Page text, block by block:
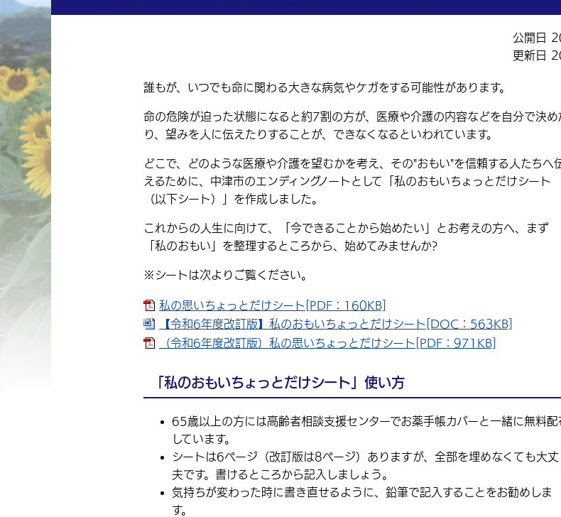
公開日
更新日
誰もが、いつでも命に関わる大きな病気やケガをする可能性があります。
命の危険が迫った状態になると約7割の方が、医療や介護の内容などを自分で決め
り、望みを人に伝えたりすることが、できなくなるといわれています。
どこで、どのような医療や介護を望むかを考え、その"おもい"を信頼する人たちへ
えるために、中津市のエンディングノートとして「私のおもいちょっとだけシート
（以下シート）」を作成しました。
これからの人生に向けて、「今できることから始めたい」とお考えの方へ、まず
「私のおもい」を整理するところから、始めてみませんか?
※シートは次よりご覧ください。
私の思いちょっとだけシート[PDF：160KB]
【令和6年度改訂版】私のおもいちょっとだけシート[DOC：563KB]
（令和6年度改訂版）私の思いちょっとだけシート[PDF：971KB]
「私のおもいちょっとだけシート」使い方
65歳以上の方には高齢者相談支援センターでお薬手帳カバーと一緒に無料配
しています。
シートは6ページ（改訂版は8ページ）ありますが、全部を埋めなくても大丈
夫です。書けるところから記入しましょう。
気持ちが変わった時に書き直せるように、鉛筆で記入することをお勧めしま
す。